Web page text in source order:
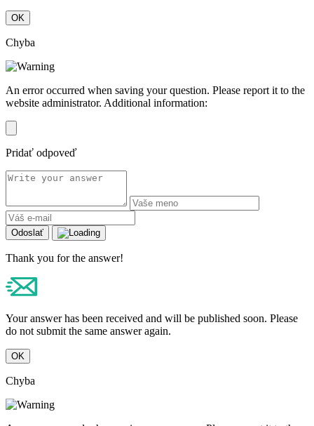
OK
Chyba
An error occurred when saving your question. Please report it to the
website administrator. Additional information:
Pridať odpoveď
Odoslať
Thank you for the answer!
Your answer has been received and will be published soon. Please
do not submit the same answer again.
OK
Chyba